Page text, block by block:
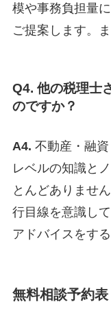
模や事務負担量に
ご提案します。
Q4. 他の税理士
のですか？
A4. 不動産・融
レベルの知識と
とんどありませ
行目線を意識し
アドバイスをす
無料相談予約表